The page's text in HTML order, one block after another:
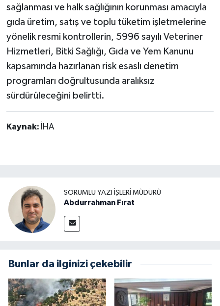
sağlanması ve halk sağlığının korunması amacıyla
gıda üretim, satış ve toplu tüketim işletmelerine
yönelik resmi kontrollerin, 5996 sayılı Veteriner
Hizmetleri, Bitki Sağlığı, Gıda ve Yem Kanunu
kapsamında hazırlanan risk esaslı denetim
programları doğrultusunda aralıksız
sürdürüleceğini belirtti.
Kaynak: İHA
SORUMLU YAZI İŞLERI MÜDÜRÜ
Abdurrahman Fırat
Bunlar da ilginizi çekebilir